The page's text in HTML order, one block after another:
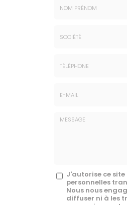
Message
J'autorise ce site
personnelles
Nous nous
diffuser ni à les